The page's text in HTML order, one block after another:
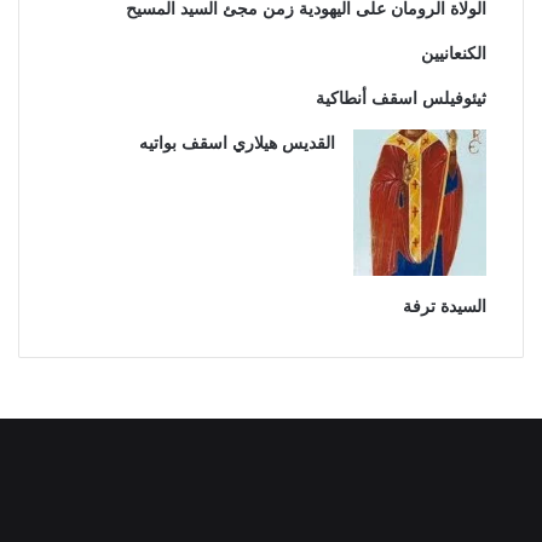
الولاة الرومان على اليهودية زمن مجئ السيد المسيح
الكنعانيين
ثيئوفيلس اسقف أنطاكية
القديس هيلاري اسقف بواتيه
السيدة ترفة